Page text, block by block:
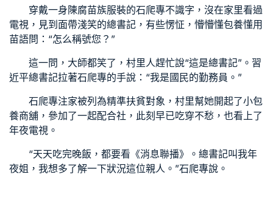
穿戴一身陳腐苗族服裝的石爬專不識字，沒在家里看過
電視，見到面帶淺笑的總書記，有些愣怔，懵懵懂包養懂用
苗語問：“怎么稱號您？”
這一問，大師都笑了，村里人趕忙說“這是總書記”。習
近平總書記拉著石爬專的手說：“我是國民的勤務員。”
石爬專注家被列為精準扶貧對象，村里幫她開起了小包
養商舖，參加了一起配合社，此刻早已吃穿不愁，也看上了
年夜電視。
“天天吃完晚飯，都要看《消息聯播》。總書記叫我年
夜姐，我想多了解一下狀況這位親人。”石爬專說。